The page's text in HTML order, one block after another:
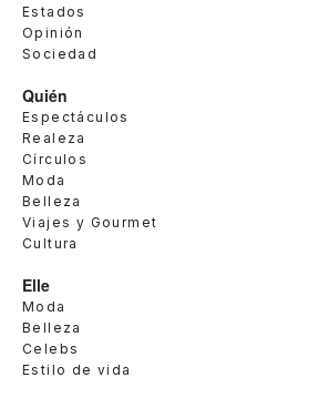
Estados
Opinión
Sociedad
Quién
Espectáculos
Realeza
Círculos
Moda
Belleza
Viajes y Gourmet
Cultura
Elle
Moda
Belleza
Celebs
Estilo de vida